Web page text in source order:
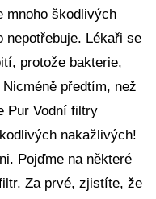
mnoho škodlivých
nepotřebuje. Lékaři se
protože bakterie,
předtím, než
Pur Vodní filtry
nakažlivých!
Pojďme na některé
Za prvé, zjistíte, že